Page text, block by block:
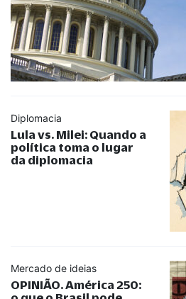
Diplomacia
Lula vs. Milei: Quando a
política toma o lugar
da diplomacia
Mercado de ideias
OPINIÃO. América 250: